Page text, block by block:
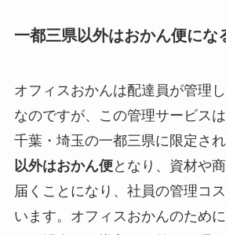
一都三県以外はおかん便にな
オフィスおかんは配達員が管理
なのですが、この管理サービス
千葉・埼玉の一都三県に限定され
以外はおかん便となり、資材や
届くことになり、社員の管理コ
います。オフィスおかんのため